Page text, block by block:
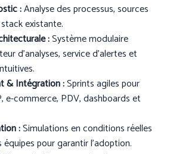
:Analyse des processus, sources
existante.
:Système modulaire
d’analyses, service d’alertes et
& Intégration :Sprints agiles pour
e-commerce, PDV, dashboards et
:Simulations en conditions réelles
pour garantir l’adoption.